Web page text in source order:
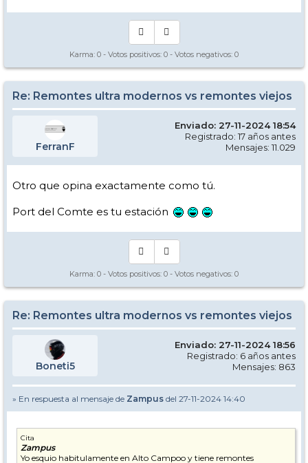
Karma: 0 - Votos positivos: 0 - Votos negativos: 0
Re: Remontes ultra modernos vs remontes viejos
FerranF
Enviado: 27-11-2024 18:54
Registrado: 17 años antes
Mensajes: 11.029
Otro que opina exactamente como tú.
Port del Comte es tu estación
Karma: 0 - Votos positivos: 0 - Votos negativos: 0
Re: Remontes ultra modernos vs remontes viejos
Boneti5
Enviado: 27-11-2024 18:56
Registrado: 6 años antes
Mensajes: 863
» En respuesta al mensaje de Zampus del 27-11-2024 14:40
Cita
Zampus
Yo esquio habitulamente en Alto Campoo y tiene remontes